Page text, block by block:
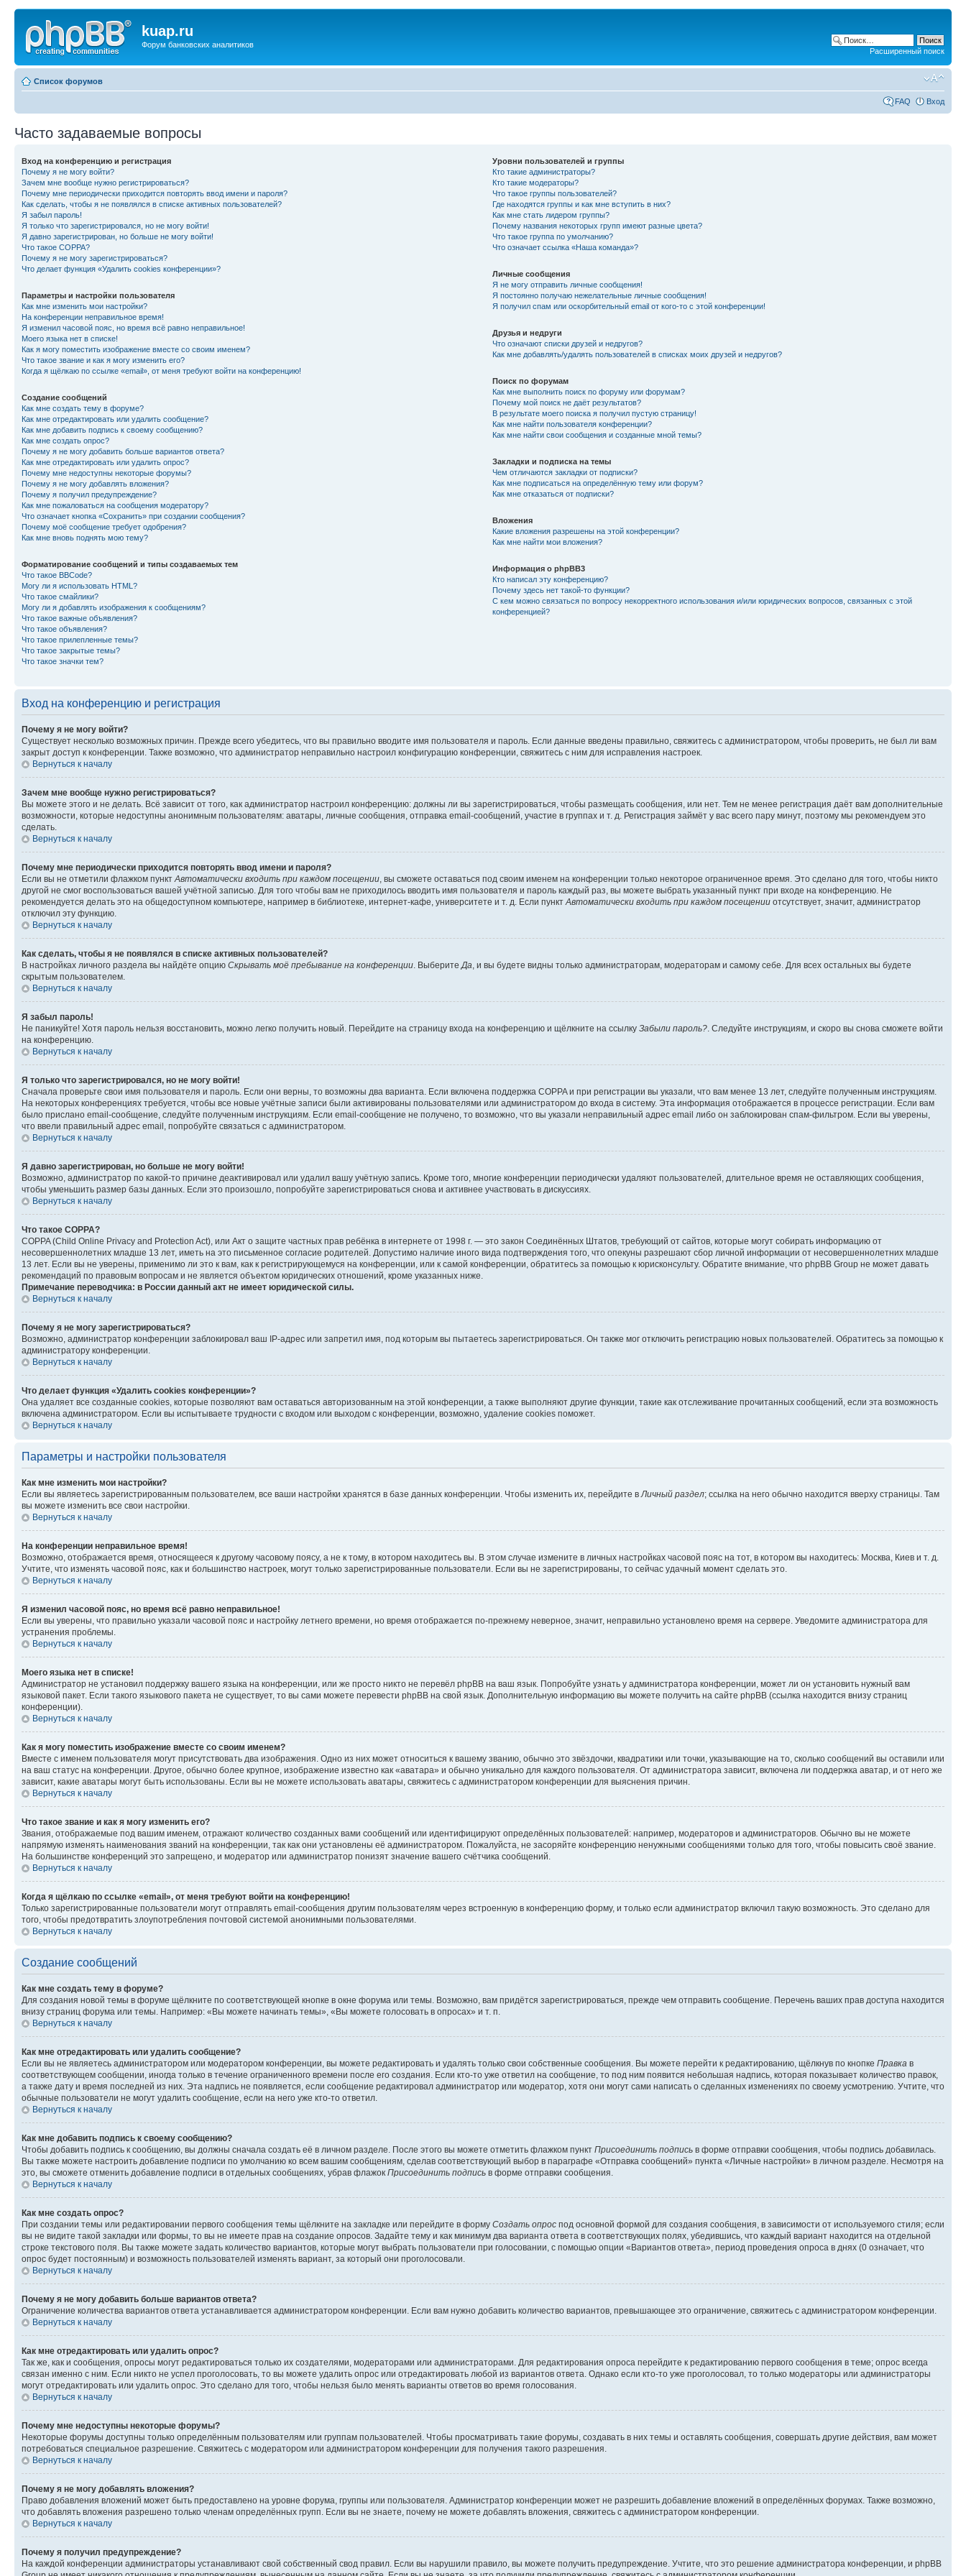
kuap.ru
Форум банковских аналитиков
Расширенный поиск
Список форумов
FAQ Вход
Часто задаваемые вопросы
Вход на конференцию и регистрация
Почему я не могу войти?
Зачем мне вообще нужно регистрироваться?
Почему мне периодически приходится повторять ввод имени и пароля?
Как сделать, чтобы я не появлялся в списке активных пользователей?
Я забыл пароль!
Я только что зарегистрировался, но не могу войти!
Я давно зарегистрирован, но больше не могу войти!
Что такое COPPA?
Почему я не могу зарегистрироваться?
Что делает функция «Удалить cookies конференции»?
Параметры и настройки пользователя
Как мне изменить мои настройки?
На конференции неправильное время!
Я изменил часовой пояс, но время всё равно неправильное!
Моего языка нет в списке!
Как я могу поместить изображение вместе со своим именем?
Что такое звание и как я могу изменить его?
Когда я щёлкаю по ссылке «email», от меня требуют войти на конференцию!
Создание сообщений
Как мне создать тему в форуме?
Как мне отредактировать или удалить сообщение?
Как мне добавить подпись к своему сообщению?
Как мне создать опрос?
Почему я не могу добавить больше вариантов ответа?
Как мне отредактировать или удалить опрос?
Почему мне недоступны некоторые форумы?
Почему я не могу добавлять вложения?
Почему я получил предупреждение?
Как мне пожаловаться на сообщения модератору?
Что означает кнопка «Сохранить» при создании сообщения?
Почему моё сообщение требует одобрения?
Как мне вновь поднять мою тему?
Форматирование сообщений и типы создаваемых тем
Что такое BBCode?
Могу ли я использовать HTML?
Что такое смайлики?
Могу ли я добавлять изображения к сообщениям?
Что такое важные объявления?
Что такое объявления?
Что такое прилепленные темы?
Что такое закрытые темы?
Что такое значки тем?
Уровни пользователей и группы
Кто такие администраторы?
Кто такие модераторы?
Что такое группы пользователей?
Где находятся группы и как мне вступить в них?
Как мне стать лидером группы?
Почему названия некоторых групп имеют разные цвета?
Что такое группа по умолчанию?
Что означает ссылка «Наша команда»?
Личные сообщения
Я не могу отправить личные сообщения!
Я постоянно получаю нежелательные личные сообщения!
Я получил спам или оскорбительный email от кого-то с этой конференции!
Друзья и недруги
Что означают списки друзей и недругов?
Как мне добавлять/удалять пользователей в списках моих друзей и недругов?
Поиск по форумам
Как мне выполнить поиск по форуму или форумам?
Почему мой поиск не даёт результатов?
В результате моего поиска я получил пустую страницу!
Как мне найти пользователя конференции?
Как мне найти свои сообщения и созданные мной темы?
Закладки и подписка на темы
Чем отличаются закладки от подписки?
Как мне подписаться на определённую тему или форум?
Как мне отказаться от подписки?
Вложения
Какие вложения разрешены на этой конференции?
Как мне найти мои вложения?
Информация о phpBB3
Кто написал эту конференцию?
Почему здесь нет такой-то функции?
С кем можно связаться по вопросу некорректного использования и/или юридических вопросов, связанных с этой
конференцией?
Вход на конференцию и регистрация
Почему я не могу войти?
Существует несколько возможных причин. Прежде всего убедитесь, что вы правильно вводите имя пользователя и пароль. Если данные введены правильно, свяжитесь с администратором, чтобы проверить, не был ли вам
закрыт доступ к конференции. Также возможно, что администратор неправильно настроил конфигурацию конференции, свяжитесь с ним для исправления настроек.
Вернуться к началу
Зачем мне вообще нужно регистрироваться?
Вы можете этого и не делать. Всё зависит от того, как администратор настроил конференцию: должны ли вы зарегистрироваться, чтобы размещать сообщения, или нет. Тем не менее регистрация даёт вам дополнительные
возможности, которые недоступны анонимным пользователям: аватары, личные сообщения, отправка email-сообщений, участие в группах и т. д. Регистрация займёт у вас всего пару минут, поэтому мы рекомендуем это
сделать.
Вернуться к началу
Почему мне периодически приходится повторять ввод имени и пароля?
Если вы не отметили флажком пункт Автоматически входить при каждом посещении , вы сможете оставаться под своим именем на конференции только некоторое ограниченное время. Это сделано для того, чтобы никто
другой не смог воспользоваться вашей учётной записью. Для того чтобы вам не приходилось вводить имя пользователя и пароль каждый раз, вы можете выбрать указанный пункт при входе на конференцию. Не
рекомендуется делать это на общедоступном компьютере, например в библиотеке, интернет-кафе, университете и т. д. Если пункт Автоматически входить при каждом посещении отсутствует, значит, администратор
отключил эту функцию.
Вернуться к началу
Как сделать, чтобы я не появлялся в списке активных пользователей?
В настройках личного раздела вы найдёте опцию Скрывать моё пребывание на конференции . Выберите Да , и вы будете видны только администраторам, модераторам и самому себе. Для всех остальных вы будете
скрытым пользователем.
Вернуться к началу
Я забыл пароль!
Не паникуйте! Хотя пароль нельзя восстановить, можно легко получить новый. Перейдите на страницу входа на конференцию и щёлкните на ссылку Забыли пароль? . Следуйте инструкциям, и скоро вы снова сможете войти
на конференцию.
Вернуться к началу
Я только что зарегистрировался, но не могу войти!
Сначала проверьте свои имя пользователя и пароль. Если они верны, то возможны два варианта. Если включена поддержка COPPA и при регистрации вы указали, что вам менее 13 лет, следуйте полученным инструкциям.
На некоторых конференциях требуется, чтобы все новые учётные записи были активированы пользователями или администратором до входа в систему. Эта информация отображается в процессе регистрации. Если вам
было прислано email-сообщение, следуйте полученным инструкциям. Если email-сообщение не получено, то возможно, что вы указали неправильный адрес email либо он заблокирован спам-фильтром. Если вы уверены,
что ввели правильный адрес email, попробуйте связаться с администратором.
Вернуться к началу
Я давно зарегистрирован, но больше не могу войти!
Возможно, администратор по какой-то причине деактивировал или удалил вашу учётную запись. Кроме того, многие конференции периодически удаляют пользователей, длительное время не оставляющих сообщения,
чтобы уменьшить размер базы данных. Если это произошло, попробуйте зарегистрироваться снова и активнее участвовать в дискуссиях.
Вернуться к началу
Что такое COPPA?
COPPA (Child Online Privacy and Protection Act), или Акт о защите частных прав ребёнка в интернете от 1998 г. — это закон Соединённых Штатов, требующий от сайтов, которые могут собирать информацию от
несовершеннолетних младше 13 лет, иметь на это письменное согласие родителей. Допустимо наличие иного вида подтверждения того, что опекуны разрешают сбор личной информации от несовершеннолетних младше
13 лет. Если вы не уверены, применимо ли это к вам, как к регистрирующемуся на конференции, или к самой конференции, обратитесь за помощью к юрисконсульту. Обратите внимание, что phpBB Group не может давать
рекомендаций по правовым вопросам и не является объектом юридических отношений, кроме указанных ниже.
Примечание переводчика: в России данный акт не имеет юридической силы.
Вернуться к началу
Почему я не могу зарегистрироваться?
Возможно, администратор конференции заблокировал ваш IP-адрес или запретил имя, под которым вы пытаетесь зарегистрироваться. Он также мог отключить регистрацию новых пользователей. Обратитесь за помощью к
администратору конференции.
Вернуться к началу
Что делает функция «Удалить cookies конференции»?
Она удаляет все созданные cookies, которые позволяют вам оставаться авторизованным на этой конференции, а также выполняют другие функции, такие как отслеживание прочитанных сообщений, если эта возможность
включена администратором. Если вы испытываете трудности с входом или выходом с конференции, возможно, удаление cookies поможет.
Вернуться к началу
Параметры и настройки пользователя
Как мне изменить мои настройки?
Если вы являетесь зарегистрированным пользователем, все ваши настройки хранятся в базе данных конференции. Чтобы изменить их, перейдите в Личный раздел; ссылка на него обычно находится вверху страницы. Там
вы можете изменить все свои настройки.
Вернуться к началу
На конференции неправильное время!
Возможно, отображается время, относящееся к другому часовому поясу, а не к тому, в котором находитесь вы. В этом случае измените в личных настройках часовой пояс на тот, в котором вы находитесь: Москва, Киев и т. д.
Учтите, что изменять часовой пояс, как и большинство настроек, могут только зарегистрированные пользователи. Если вы не зарегистрированы, то сейчас удачный момент сделать это.
Вернуться к началу
Я изменил часовой пояс, но время всё равно неправильное!
Если вы уверены, что правильно указали часовой пояс и настройку летнего времени, но время отображается по-прежнему неверное, значит, неправильно установлено время на сервере. Уведомите администратора для
устранения проблемы.
Вернуться к началу
Моего языка нет в списке!
Администратор не установил поддержку вашего языка на конференции, или же просто никто не перевёл phpBB на ваш язык. Попробуйте узнать у администратора конференции, может ли он установить нужный вам
языковой пакет. Если такого языкового пакета не существует, то вы сами можете перевести phpBB на свой язык. Дополнительную информацию вы можете получить на сайте phpBB (ссылка находится внизу страниц
конференции).
Вернуться к началу
Как я могу поместить изображение вместе со своим именем?
Вместе с именем пользователя могут присутствовать два изображения. Одно из них может относиться к вашему званию, обычно это звёздочки, квадратики или точки, указывающие на то, сколько сообщений вы оставили или
на ваш статус на конференции. Другое, обычно более крупное, изображение известно как «аватара» и обычно уникально для каждого пользователя. От администратора зависит, включена ли поддержка аватар, и от него же
зависит, какие аватары могут быть использованы. Если вы не можете использовать аватары, свяжитесь с администратором конференции для выяснения причин.
Вернуться к началу
Что такое звание и как я могу изменить его?
Звания, отображаемые под вашим именем, отражают количество созданных вами сообщений или идентифицируют определённых пользователей: например, модераторов и администраторов. Обычно вы не можете
напрямую изменять наименования званий на конференции, так как они установлены её администратором. Пожалуйста, не засоряйте конференцию ненужными сообщениями только для того, чтобы повысить своё звание.
На большинстве конференций это запрещено, и модератор или администратор понизят значение вашего счётчика сообщений.
Вернуться к началу
Когда я щёлкаю по ссылке «email», от меня требуют войти на конференцию!
Только зарегистрированные пользователи могут отправлять email-сообщения другим пользователям через встроенную в конференцию форму, и только если администратор включил такую возможность. Это сделано для
того, чтобы предотвратить злоупотребления почтовой системой анонимными пользователями.
Вернуться к началу
Создание сообщений
Как мне создать тему в форуме?
Для создания новой темы в форуме щёлкните по соответствующей кнопке в окне форума или темы. Возможно, вам придётся зарегистрироваться, прежде чем отправить сообщение. Перечень ваших прав доступа находится
внизу страниц форума или темы. Например: «Вы можете начинать темы», «Вы можете голосовать в опросах» и т. п.
Вернуться к началу
Как мне отредактировать или удалить сообщение?
Если вы не являетесь администратором или модератором конференции, вы можете редактировать и удалять только свои собственные сообщения. Вы можете перейти к редактированию, щёлкнув по кнопке Правка в
соответствующем сообщении, иногда только в течение ограниченного времени после его создания. Если кто-то уже ответил на сообщение, то под ним появится небольшая надпись, которая показывает количество правок,
а также дату и время последней из них. Эта надпись не появляется, если сообщение редактировал администратор или модератор, хотя они могут сами написать о сделанных изменениях по своему усмотрению. Учтите, что
обычные пользователи не могут удалить сообщение, если на него уже кто-то ответил.
Вернуться к началу
Как мне добавить подпись к своему сообщению?
Чтобы добавить подпись к сообщению, вы должны сначала создать её в личном разделе. После этого вы можете отметить флажком пункт Присоединить подпись в форме отправки сообщения, чтобы подпись добавилась.
Вы также можете настроить добавление подписи по умолчанию ко всем вашим сообщениям, сделав соответствующий выбор в параграфе «Отправка сообщений» пункта «Личные настройки» в личном разделе. Несмотря на
это, вы сможете отменить добавление подписи в отдельных сообщениях, убрав флажок Присоединить подпись в форме отправки сообщения.
Вернуться к началу
Как мне создать опрос?
При создании темы или редактировании первого сообщения темы щёлкните на закладке или перейдите в форму Создать опрос под основной формой для создания сообщения, в зависимости от используемого стиля; если
вы не видите такой закладки или формы, то вы не имеете прав на создание опросов. Задайте тему и как минимум два варианта ответа в соответствующих полях, убедившись, что каждый вариант находится на отдельной
строке текстового поля. Вы также можете задать количество вариантов, которые могут выбрать пользователи при голосовании, с помощью опции «Вариантов ответа», период проведения опроса в днях (0 означает, что
опрос будет постоянным) и возможность пользователей изменять вариант, за который они проголосовали.
Вернуться к началу
Почему я не могу добавить больше вариантов ответа?
Ограничение количества вариантов ответа устанавливается администратором конференции. Если вам нужно добавить количество вариантов, превышающее это ограничение, свяжитесь с администратором конференции.
Вернуться к началу
Как мне отредактировать или удалить опрос?
Так же, как и сообщения, опросы могут редактироваться только их создателями, модераторами или администраторами. Для редактирования опроса перейдите к редактированию первого сообщения в теме; опрос всегда
связан именно с ним. Если никто не успел проголосовать, то вы можете удалить опрос или отредактировать любой из вариантов ответа. Однако если кто-то уже проголосовал, то только модераторы или администраторы
могут отредактировать или удалить опрос. Это сделано для того, чтобы нельзя было менять варианты ответов во время голосования.
Вернуться к началу
Почему мне недоступны некоторые форумы?
Некоторые форумы доступны только определённым пользователям или группам пользователей. Чтобы просматривать такие форумы, создавать в них темы и оставлять сообщения, совершать другие действия, вам может
потребоваться специальное разрешение. Свяжитесь с модератором или администратором конференции для получения такого разрешения.
Вернуться к началу
Почему я не могу добавлять вложения?
Право добавления вложений может быть предоставлено на уровне форума, группы или пользователя. Администратор конференции может не разрешить добавление вложений в определённых форумах. Также возможно,
что добавлять вложения разрешено только членам определённых групп. Если вы не знаете, почему не можете добавлять вложения, свяжитесь с администратором конференции.
Вернуться к началу
Почему я получил предупреждение?
На каждой конференции администраторы устанавливают свой собственный свод правил. Если вы нарушили правило, вы можете получить предупреждение. Учтите, что это решение администратора конференции, и phpBB